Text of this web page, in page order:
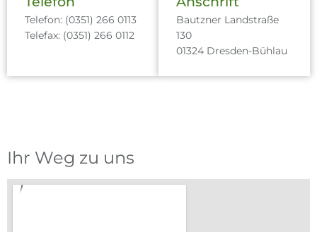
Telefon: (0351) 266 0113
Telefax: (0351) 266 0112
Bautzner Landstraße
130
01324 Dresden-Bühlau
Ihr Weg zu uns